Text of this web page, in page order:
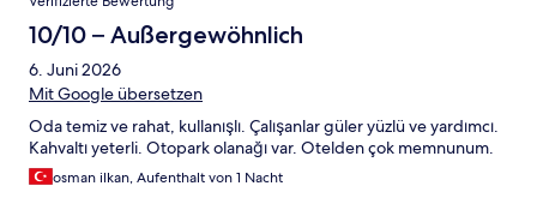
10/10 – Außergewöhnlich
6. Juni 2026
Mit Google übersetzen
Oda temiz ve rahat, kullanışlı. Çalışanlar güler yüzlü ve yardımcı.
Kahvaltı yeterli. Otopark olanağı var. Otelden çok memnunum.
osman ilkan, Aufenthalt von 1 Nacht